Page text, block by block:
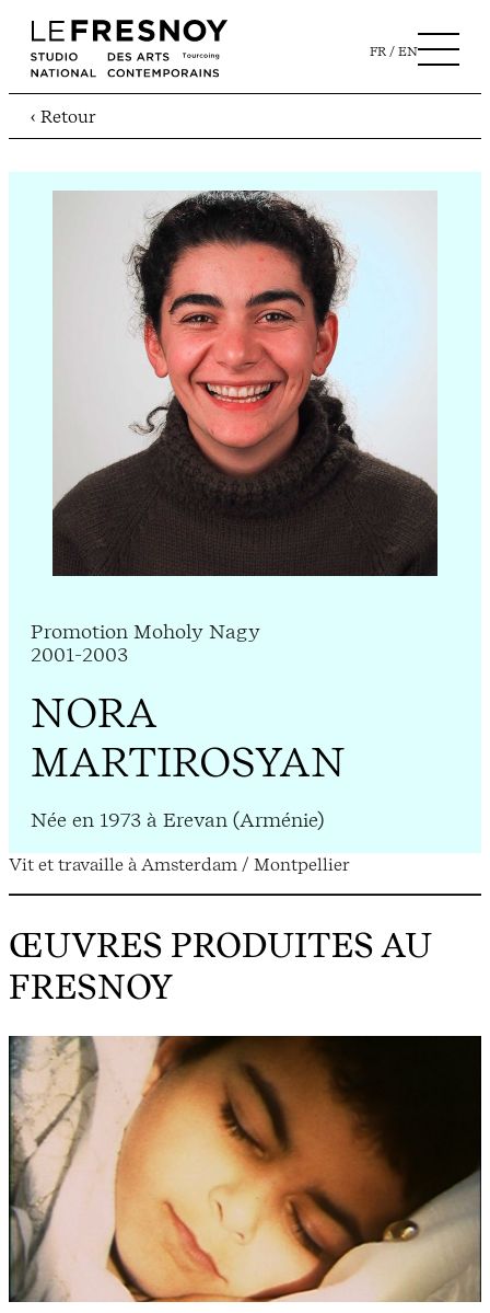
FR EN
‹ Retour
Promotion Moholy Nagy
2001-2003
NORA
MARTIROSYAN
Née en 1973 à Erevan (Arménie)
Vit et travaille à Amsterdam / Montpellier
ŒUVRES PRODUITES AU
FRESNOY